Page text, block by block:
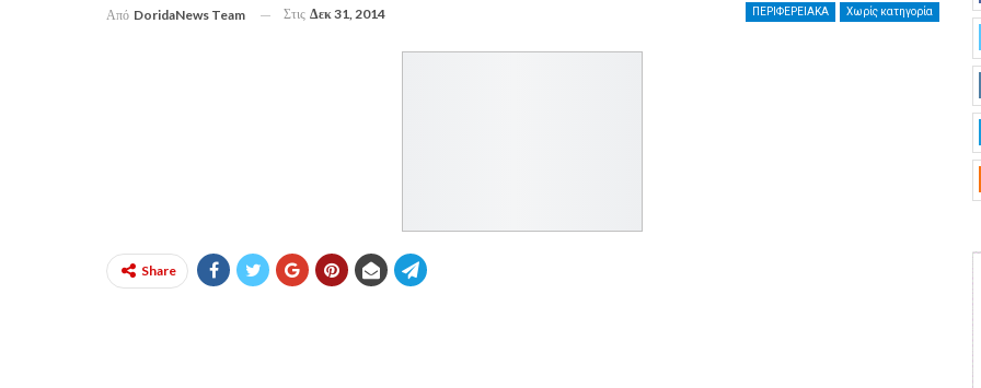
ΠΕΡΙΦΕΡΕΙΑΚΑ Χωρίς κατηγορία
Από DoridaNews Team Στις Δεκ 31, 2014
Share